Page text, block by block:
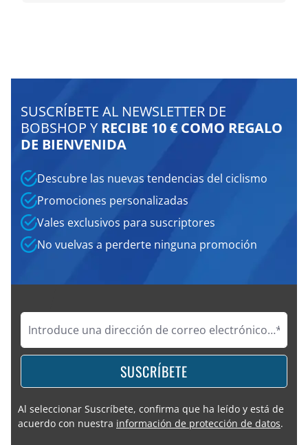
SUSCRÍBETE AL NEWSLETTER DE
BOBSHOP Y RECIBE 10 € COMO REGALO
DE BIENVENIDA
Descubre las nuevas tendencias del ciclismo
Promociones personalizadas
Vales exclusivos para suscriptores
No vuelvas a perderte ninguna promoción
SUSCRÍBETE
Al seleccionar Suscríbete, confirma que ha leído y está de
acuerdo con nuestra información de protección de datos.